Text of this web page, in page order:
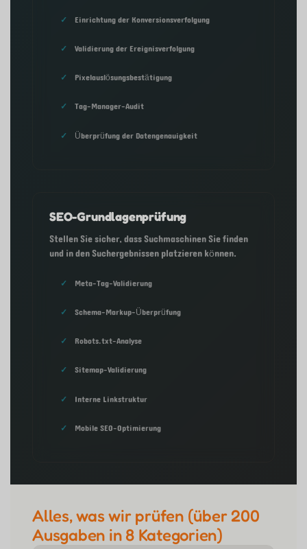
Einrichtung der Konversionsverfolgung
Validierung der Ereignisverfolgung
Pixelauslösungsbestätigung
Tag-Manager-Audit
Überprüfung der Datengenauigkeit
SEO-Grundlagenprüfung
Stellen Sie sicher, dass Suchmaschinen Sie finden
und in den Suchergebnissen platzieren können.
Meta-Tag-Validierung
Schema-Markup-Überprüfung
Robots.txt-Analyse
Sitemap-Validierung
Interne Linkstruktur
Mobile SEO-Optimierung
Alles, was wir prüfen (über 200
Ausgaben in 8 Kategorien)